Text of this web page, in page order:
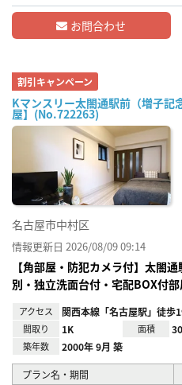
お問合わせ
割引キャンペーン
Kマンスリー太閤通駅前（増子記
屋】(No.722263)
名古屋市中村区
情報更新日 2026/08/09 09:14
【角部屋・防犯カメラ付】太閤
別・独立洗面台付・宅配BOX付部
アクセス 関西本線「名古屋駅」徒歩
間取り 1K 面積
築年数 2000年 9月 築
プラン名・期間